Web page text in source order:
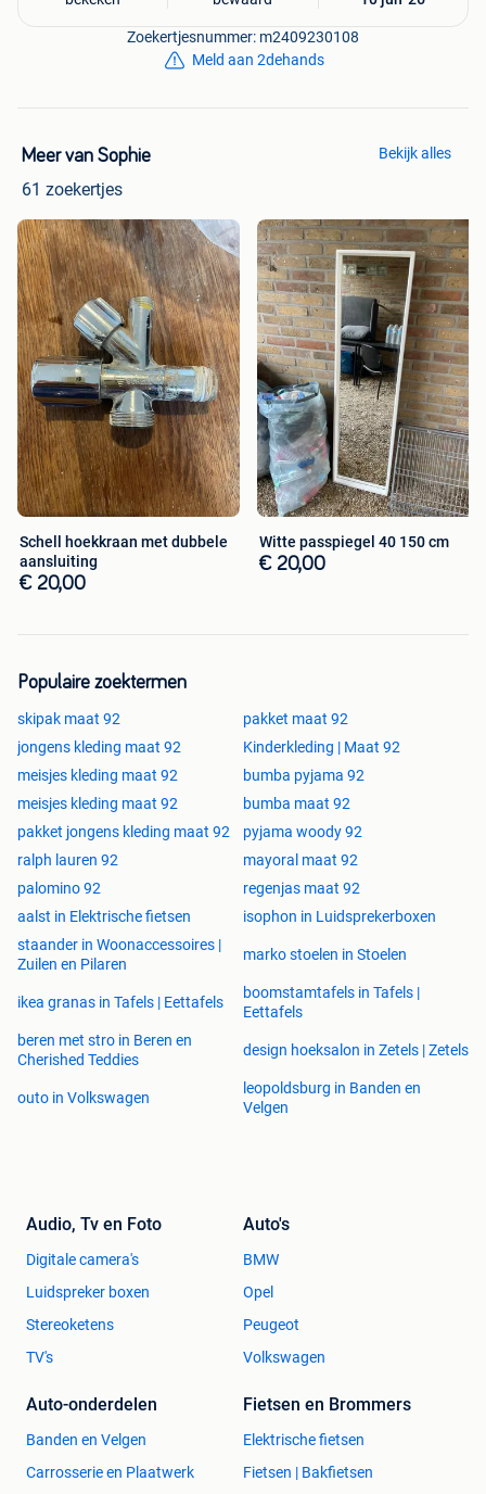
Zoekertjesnummer: m2409230108
Meld aan 2dehands
Meer van Sophie
61 zoekertjes
Bekijk alles
Schell hoekkraan met dubbele
aansluiting
€ 20,00
Witte passpiegel 40 150 cm
€ 20,00
Populaire zoektermen
skipak maat 92
pakket maat 92
jongens kleding maat 92
Kinderkleding | Maat 92
meisjes kleding maat 92
bumba pyjama 92
meisjes kleding maat 92
bumba maat 92
pakket jongens kleding maat 92
pyjama woody 92
ralph lauren 92
mayoral maat 92
palomino 92
regenjas maat 92
aalst in Elektrische fietsen
isophon in Luidsprekerboxen
staander in Woonaccessoires |
Zuilen en Pilaren
marko stoelen in Stoelen
ikea granas in Tafels | Eettafels
boomstamtafels in Tafels |
Eettafels
beren met stro in Beren en
Cherished Teddies
design hoeksalon in Zetels | Zetels
outo in Volkswagen
leopoldsburg in Banden en
Velgen
Audio, Tv en Foto
Digitale camera's
Luidspreker boxen
Stereoketens
TV's
Auto's
BMW
Opel
Peugeot
Volkswagen
Auto-onderdelen
Banden en Velgen
Carrosserie en Plaatwerk
Fietsen en Brommers
Elektrische fietsen
Fietsen | Bakfietsen